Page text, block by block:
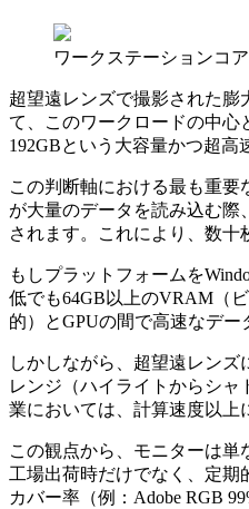
ワークステーションコ
超望遠レンズで撮影された膨
て、このワークロードの中心
192GBという大容量かつ超
この判断軸における最も重要
が大量のデータを読み込む
されます。これにより、数十
もしプラットフォームを
低でも64GB以上のVRAM（
的）とGPUの間で高速なデー
しかしながら、超望遠レン
レンジ（ハイライトからシ
業においては、計算速度以上
この観点から、モニターは単
工場出荷時だけでなく、定期
カバー率（例：Adobe RGB